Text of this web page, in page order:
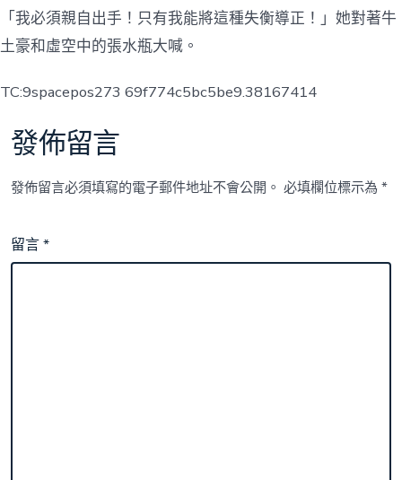
「我必須親自出手！只有我能將這種失衡導正！」她對著牛
土豪和虛空中的張水瓶大喊。
TC:9spacepos273 69f774c5bc5be9.38167414
發佈留言
發佈留言必須填寫的電子郵件地址不會公開。 必填欄位標示為*
留言*